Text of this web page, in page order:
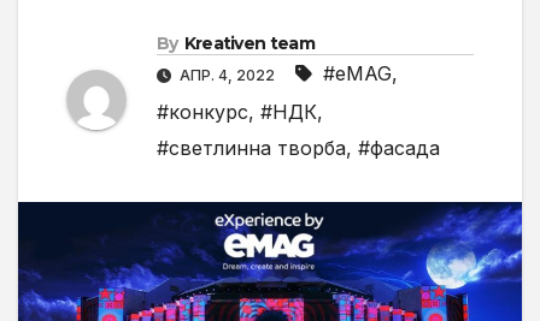
By Kreativen team
АПР. 4, 2022 #eMAG,
#конкурс, #НДК,
#светлинна творба, #фасада